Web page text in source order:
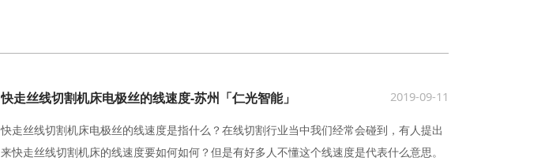
快走丝线切割机床电极丝的线速度-苏州「仁光智能」 2019-09-11
快走丝线切割机床电极丝的线速度是指什么？在线切割行业当中我们经常会碰到，有人提出
来快走丝线切割机床的线速度要如何如何？但是有好多人不懂这个线速度是代表什么意思。